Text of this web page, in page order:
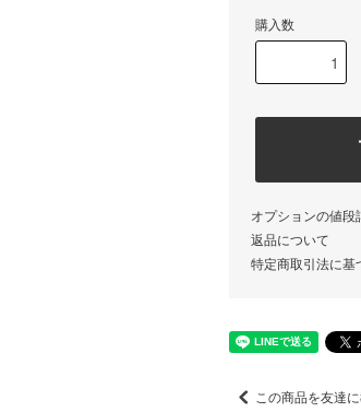
購入数
オプションの値段
返品について
特定商取引法に基
この商品を友達